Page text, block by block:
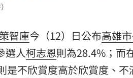
智庫今（12）日公布高雄
選人柯志恩則為28.4%；而
不欣賞度高於欣賞度、不